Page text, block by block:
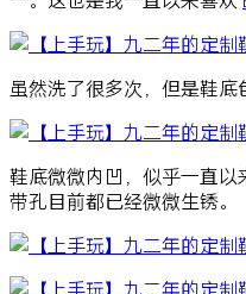
虽然洗了很多次，但是鞋底
鞋底微微内凹，似乎一直以
带孔目前都已经微微生锈。